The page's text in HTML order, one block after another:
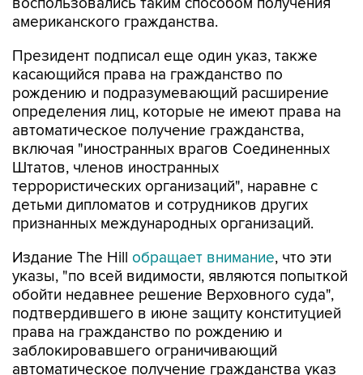
американского гражданства.
Президент подписал еще один указ, также
касающийся права на гражданство по
рождению и подразумевающий расширение
определения лиц, которые не имеют права на
автоматическое получение гражданства,
включая "иностранных врагов Соединенных
Штатов, членов иностранных
террористических организаций", наравне с
детьми дипломатов и сотрудников других
признанных международных организаций.
Издание The Hill обращает внимание, что эти
указы, "по всей видимости, являются попыткой
обойти недавнее решение Верховного суда",
подтвердившего в июне защиту конституцией
права на гражданство по рождению и
заблокировавшего ограничивающий
автоматическое получение гражданства указ